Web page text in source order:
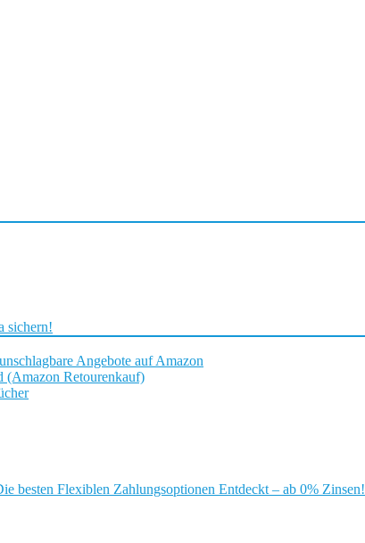
sichern!
Angebote auf Amazon
(Amazon Retourenkauf)
besten Flexiblen Zahlungsoptionen Entdeckt – ab 0% Zinsen!